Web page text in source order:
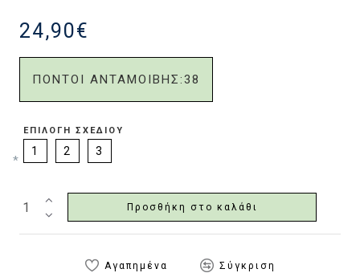
24,90€
ΠΟΝΤΟΙ ΑΝΤΑΜΟΙΒΗΣ:38
ΕΠΙΛΟΓΉ ΣΧΕΔΊΟΥ
1 2 3
Προσθήκη στο καλάθι
Αγαπημένα Σύγκριση